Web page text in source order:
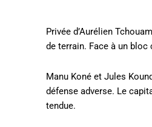
Privée d’Aurélien
de terrain. Face à un
Manu Koné et Jules
défense adverse. Le
tendue.